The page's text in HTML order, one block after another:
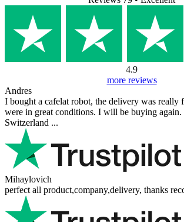
4.9
more reviews
Andres
I bought a cafelat robot, the delivery was really
were in great conditions. I will be buying
Switzerland ...
Mihaylovich
perfect all product,company,delivery, thanks